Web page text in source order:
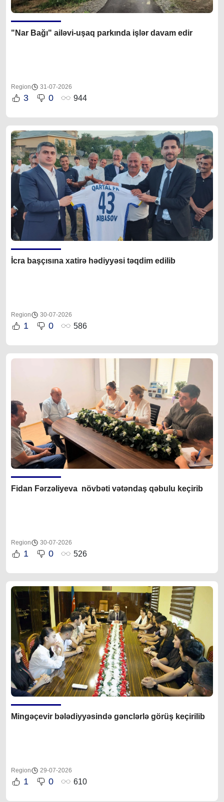
"Nar Bağı" ailəvi-uşaq parkında işlər davam edir
Region 31-07-2026
3 0 944
İcra başçısına xatirə hədiyyəsi təqdim edilib
Region 30-07-2026
1 0 586
Fidan Fərzəliyeva növbəti vətəndaş qəbulu keçirib
Region 30-07-2026
1 0 526
Mingəçevir bələdiyyəsində gənclərlə görüş keçirilib
Region 29-07-2026
1 0 610